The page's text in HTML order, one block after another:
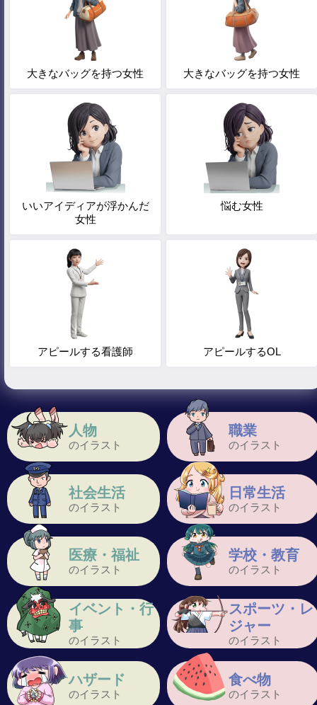
人物
のイラスト
職業
のイラスト
社会生活
のイラスト
日常生活
のイラスト
医療・福祉
のイラスト
学校・教育
のイラスト
イベント・行
事
のイラスト
スポーツ・レ
ジャー
のイラスト
ハザード
のイラスト
食べ物
のイラスト
大きなバッグを持つ女性 大きなバッグを持つ女性
いいアイディアが浮かんだ
女性
悩む女性
アピールする看護師 アピールするOL